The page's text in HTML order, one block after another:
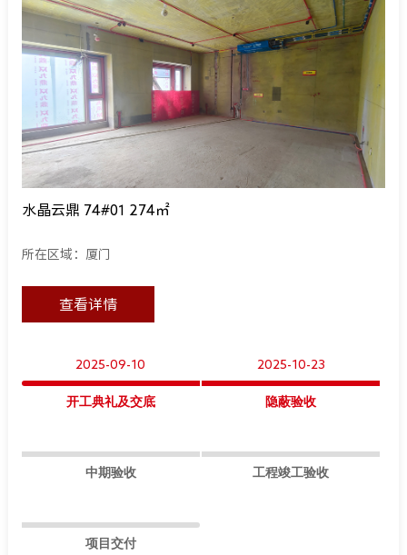
水晶云鼎 74#01 274㎡
所在区域：厦门
查看详情
2025-09-10
开工典礼及交底
2025-10-23
隐蔽验收
中期验收 工程竣工验收
项目交付